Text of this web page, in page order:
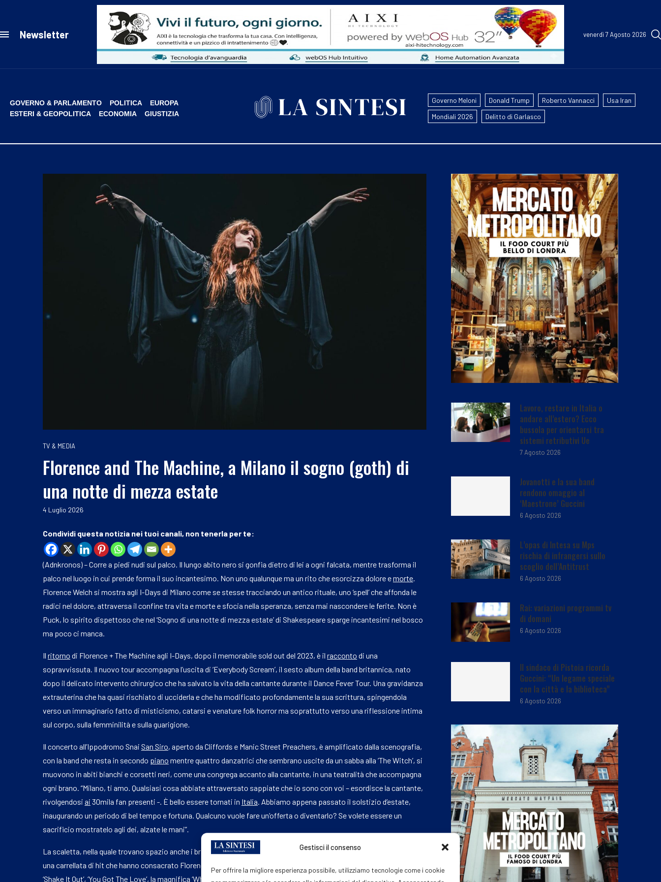
Gestisci il consenso
Per offrire la migliore esperienza possibile, utilizziamo tecnologie come i cookie
Newsletter venerdì 7 Agosto 2026
GOVERNO & PARLAMENTO POLITICA
EUROPA
ESTERI & GEOPOLITICA
ECONOMIA GIUSTIZIA
Governo Meloni Donald Trump Roberto Vannacci
Usa Iran
Mondiali 2026
Delitto di Garlasco
TV & MEDIA
Florence and The Machine, a Milano il sogno (goth) di
una notte di mezza estate
4 Luglio 2026
Condividi questa notizia nei tuoi canali, non tenerla per te:
(Adnkronos) – Corre a piedi nudi sul palco. Il lungo abito nero si gonfia dietro di lei a ogni falcata, mentre trasforma il
palco nel luogo in cui prende forma il suo incantesimo. Non uno qualunque ma un rito che esorcizza dolore emorte.
Florence Welch si mostra agli I-Days di Milano come se stesse tracciando un antico rituale, uno ‘spell’ che affonda le
radici nel dolore, attraversa il confine tra vita e morte e sfocia nella speranza, senza mai nascondere le ferite. Non è
Puck, lo spirito dispettoso che nel ‘Sogno di una notte di mezza estate’ di Shakespeare sparge incantesimi nel bosco
ma poco ci manca.
Il ritorno di Florence + The Machine agli I-Days, dopo il memorabile sold out del 2023, è il racconto di una
sopravvissuta. Il nuovo tour accompagna l’uscita di ‘Everybody Scream’, il sesto album della band britannica, nato
dopo il delicato intervento chirurgico che ha salvato la vita della cantante durante il Dance Fever Tour. Una gravidanza
extrauterina che ha quasi rischiato di ucciderla e che ha modificato profondamente la sua scrittura, spingendola
verso un immaginario fatto di misticismo, catarsi e venature folk horror ma soprattutto verso una riflessione intima
sul corpo, sulla femminilità e sulla guarigione.
Il concerto all’Ippodromo Snai San Siro, aperto da Cliffords e Manic Street Preachers, è amplificato dalla scenografia,
con la band che resta in secondo piano mentre quattro danzatrici che sembrano uscite da un sabba alla ‘The Witch’, si
muovono in abiti bianchi e corsetti neri, come una congrega accanto alla cantante, in una teatralità che accompagna
ogni brano. “Milano, ti amo. Qualsiasi cosa abbiate attraversato sappiate che io sono con voi – esordisce la cantante,
rivolgendosi ai 30mila fan presenti -. È bello essere tornati in Italia. Abbiamo appena passato il solstizio d’estate,
inaugurando un periodo di bel tempo e fortuna. Qualcuno vuole fare un’offerta o diventarlo? Se volete essere un
sacrificio mostratelo agli dei, alzate le mani”.
La scaletta, nella quale trovano spazio anche i brani dell’ultimolavoro
in studio, come ‘Everybody Scream’ e ‘Buckle’ è
una carrellata di hit che hanno consacrato Florence Welch come una delle voci più autorevoli della sua generazione:
‘Shake It Out’, ‘You Got The Love’, la magnifica ‘What Kind Of Man’, ‘King’ e ‘Which Witch’. Il pubblico è stregato, sotto il
Lavoro, restare in Italia o
andare all’estero? Ecco
bussola per orientarsi tra
sistemi retributivi Ue
7 Agosto 2026
Jovanotti e la sua band
rendono omaggio al
‘Maestrone’ Guccini
6 Agosto 2026
L’opas di Intesa su Mps
rischia di infrangersi sullo
scoglio dell’Antitrust
6 Agosto 2026
Rai: variazioni programmi tv
di domani
6 Agosto 2026
Il sindaco di Pistoia ricorda
Guccini: “Un legame speciale
con la città e la biblioteca”
6 Agosto 2026